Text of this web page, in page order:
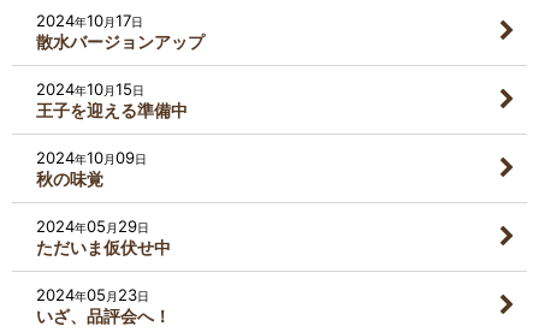
2024年10月17日
散水バージョンアップ
2024年10月15日
王子を迎える準備中
2024年10月09日
秋の味覚
2024年05 月 29日
ただいま仮伏せ中
2024年05 月 23日
いざ、品評会へ！